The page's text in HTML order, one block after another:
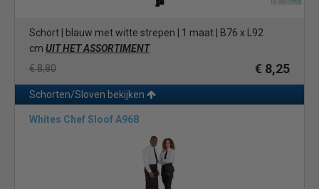
Schort | blauw met witte strepen | 1 maat | B76 x L92
cm UIT HET ASSORTIMENT
€ 8,80
€ 8,25
Schorten/Sloven bekijken
Whites Chef Sloof A968